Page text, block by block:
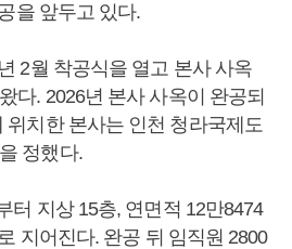
을 앞두고 있다.
2월 착공식을 열고 본사 사옥
다. 2026년 본사 사옥이 완공되
위치한 본사는 인천 청라국제도
정했다.
터 지상 15층, 연면적 12만8474
지어진다. 완공 뒤 임직원 2800